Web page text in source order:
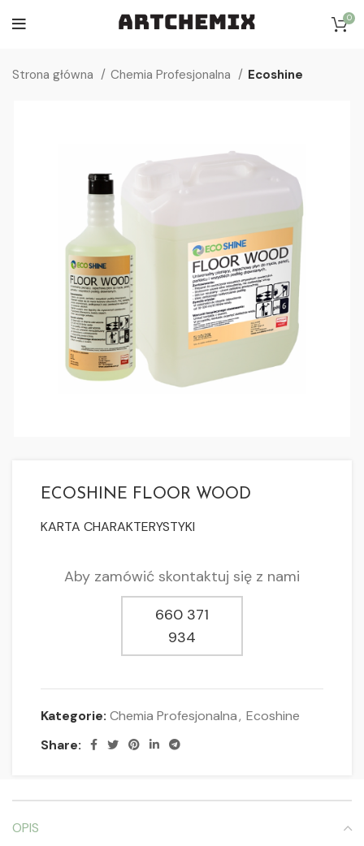
0
Strona główna Chemia Profesjonalna Ecoshine
ECOSHINE FLOOR WOOD
KARTA CHARAKTERYSTYKI
Aby zamówić skontaktuj się z nami
660 371
934
Kategorie: Chemia Profesjonalna, Ecoshine
Share:
OPIS